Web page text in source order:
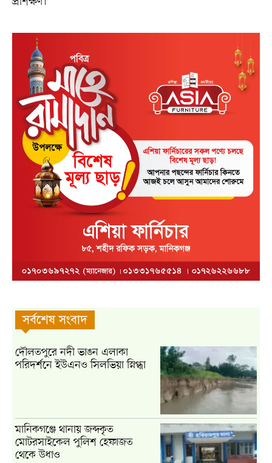
সর্বশেষ সংবাদ
দৌলতপুরে নদী ভাঙন এলাকা
পরিদর্শনে ইউএনও সিলভিয়া স্নিগ্ধা
মানিকগঞ্জে থানায় জব্দকৃত
মোটরসাইকেল পুলিশ হেফাজত
থেকে উধাও